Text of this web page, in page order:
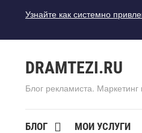
Узнайте как системно
DRAMTEZI.RU
Блог рекламиста.
БЛОГ МОИ УСЛУГИ